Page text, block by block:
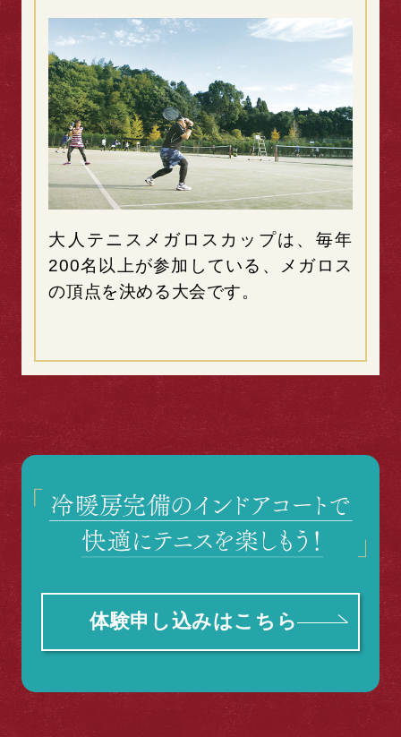
大人テニスメガロスカップは、毎年
200名以上が参加している、メガロス
の頂点を決める大会です。
体験申し込みはこちら